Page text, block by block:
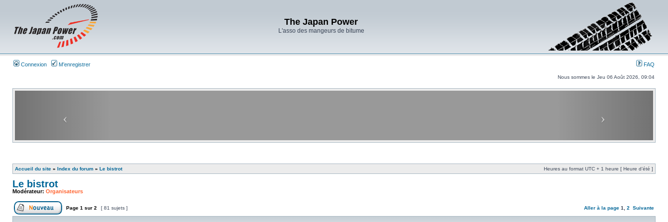
The Japan Power
L'asso des mangeurs de bitume
Connexion M’enregistrer FAQ
Nous sommes le Jeu 06 Août 2026, 09:04
Accueil du site » Index du forum » Le bistrot Heures au format UTC + 1 heure [ Heure d’été ]
Le bistrot
Modérateur: Organisateurs
Page 1 sur 2 [ 81 sujets ] Aller à la page 1 2 Suivante